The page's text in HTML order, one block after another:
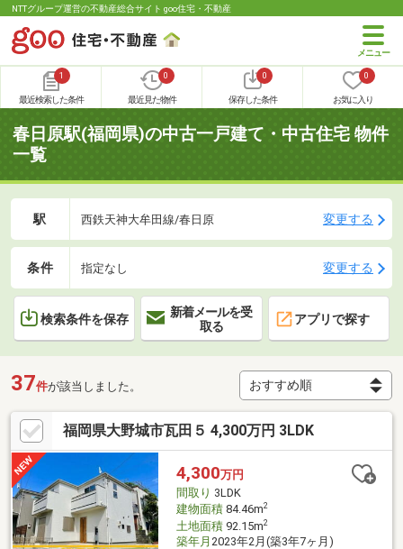
NTTグループ運営の不動産総合サイト goo住宅・不動産
1
最近検索した条件
0
最近見た物件
0
保存した条件
0
お気に入り
春日原駅(福岡県)の中古一戸建て・中古住宅 物件
一覧
駅 西鉄天神大牟田線/春日原 変更する
条件 指定なし 変更する
検索条件を保存
新着メールを受
取る
アプリで探す
37件が該当しました。
福岡県大野城市瓦田５ 4,300万円 3LDK
4,300万円
間取り 3LDK
建物面積84.46m2
土地面積92.15m2
築年月 2023年2月(築3年7ヶ月)